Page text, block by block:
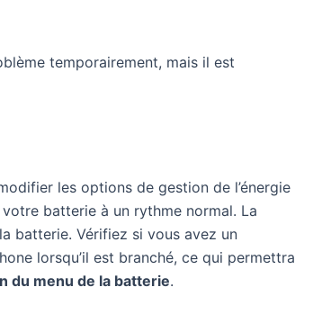
temporairement, mais il est
les options de gestion de l’énergie
batterie à un rythme normal. La
batterie. Vérifiez si vous avez un
lorsqu’il est branché, ce qui permettra
du menu de la batterie.